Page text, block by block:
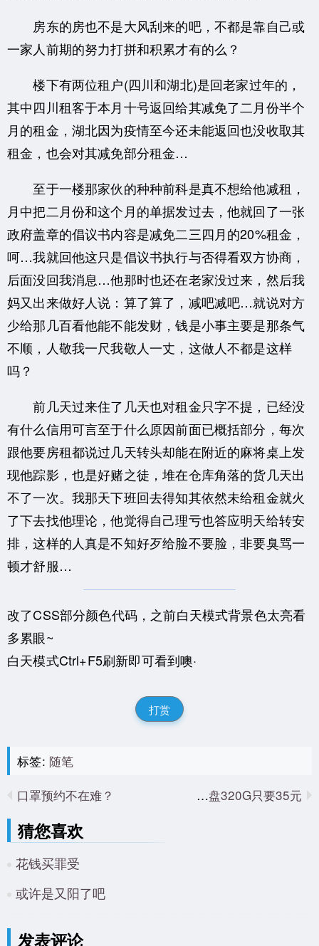
房东的房也不是大风刮来的吧，不都是靠自己或
一家人前期的努力打拼和积累才有的么？
楼下有两位租户(四川和湖北)是回老家过年的，
其中四川租客于本月十号返回给其减免了二月份半个
月的租金，湖北因为疫情至今还未能返回也没收取其
租金，也会对其减免部分租金…
至于一楼那家伙的种种前科是真不想给他减租，
月中把二月份和这个月的单据发过去，他就回了一张
政府盖章的倡议书内容是减免二三四月的20%租金，
呵…我就回他这只是倡议书执行与否得看双方协商，
后面没回我消息…他那时也还在老家没过来，然后我
妈又出来做好人说：算了算了，减吧减吧…就说对方
少给那几百看他能不能发财，钱是小事主要是那条气
不顺，人敬我一尺我敬人一丈，这做人不都是这样
吗？
前几天过来住了几天也对租金只字不提，已经没
有什么信用可言至于什么原因前面已概括部分，每次
跟他要房租都说过几天转头却能在附近的麻将桌上发
现他踪影，也是好赌之徒，堆在仓库角落的货几天出
不了一次。我那天下班回去得知其依然未给租金就火
了下去找他理论，他觉得自己理亏也答应明天给转安
排，这样的人真是不知好歹给脸不要脸，非要臭骂一
顿才舒服…
改了CSS部分颜色代码，之前白天模式背景色太亮看
多累眼~
白天模式Ctrl+F5刷新即可看到噢·
打赏
标签: 随笔
口罩预约不在难？
全新硬盘320G只要35元？
猜您喜欢
花钱买罪受
或许是又阳了吧
发表评论